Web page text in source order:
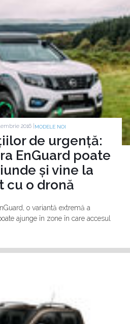
2016 | MODELE NOI
de urgență:
EnGuard poate
și vine la
cu o dronă
o variantă extremă a
ajunge în zone în care accesul